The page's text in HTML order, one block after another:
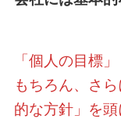
「個人の目標
もちろん、さ
的な方針」を